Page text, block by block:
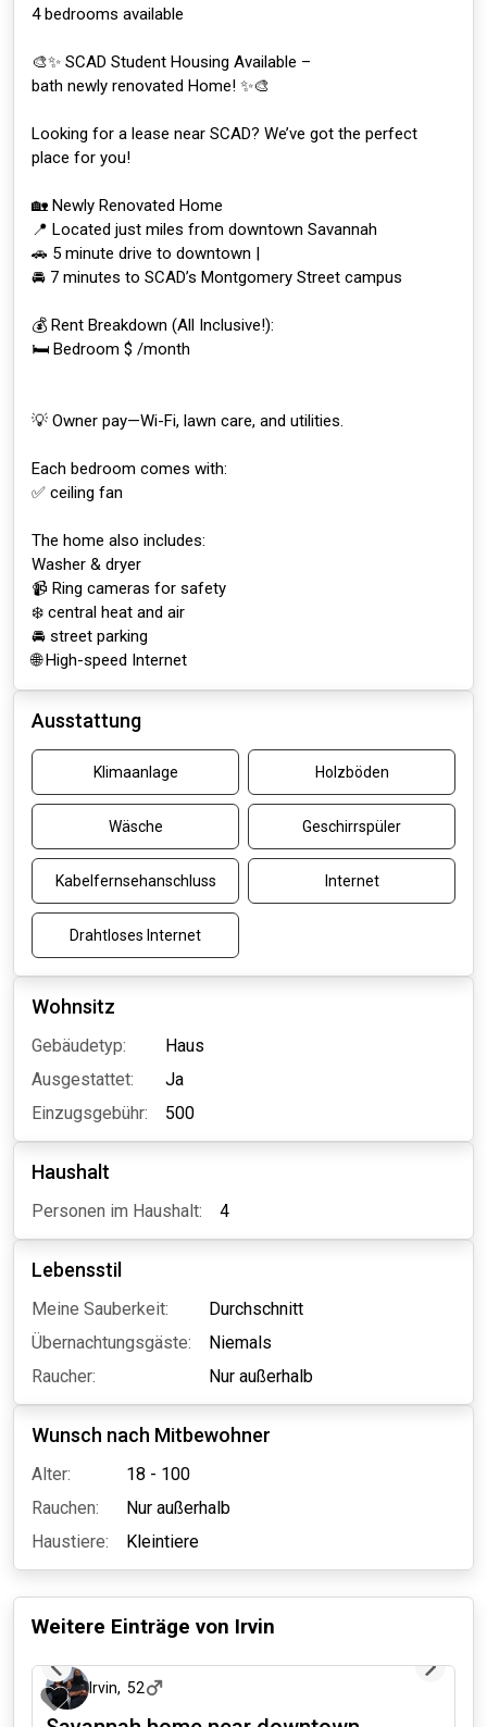
4 bedrooms available
🎨✨ SCAD Student Housing Available –
bath newly renovated Home! ✨🎨
Looking for a lease near SCAD? We’ve got the perfect
place for you!
🏡 Newly Renovated Home
📍 Located just miles from downtown Savannah
🚗 5 minute drive to downtown |
🚘 7 minutes to SCAD’s Montgomery Street campus
💰 Rent Breakdown (All Inclusive!):
🛏️ Bedroom $ /month
💡 Owner pay—Wi-Fi, lawn care, and utilities.
Each bedroom comes with:
✅ ceiling fan
The home also includes:
Washer & dryer
📹 Ring cameras for safety
❄️ central heat and air
🚘 street parking
🌐 High-speed Internet
Ausstattung
Klimaanlage Holzböden
Wäsche Geschirrspüler
Kabelfernsehanschluss Internet
Drahtloses Internet
Wohnsitz
Gebäudetyp:
Haus
Ausgestattet:
Ja
Einzugsgebühr:
500
Haushalt
Personen im Haushalt: 4
Lebensstil
Meine Sauberkeit:
Durchschnitt
Übernachtungsgäste:
Niemals
Raucher:
Nur außerhalb
Wunsch nach Mitbewohner
Alter:
18 - 100
Rauchen:
Nur außerhalb
Haustiere:
Kleintiere
Weitere Einträge von Irvin
Irvin, 52